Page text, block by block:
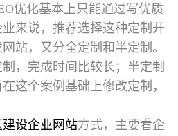
优化基本上只能通过写优质
来说，推荐选择这种定制开
站，又分全定制和半定制。
，完成时间比较长；半定制
这个案例基础上修改定制，
建设企业网站方式，主要看企